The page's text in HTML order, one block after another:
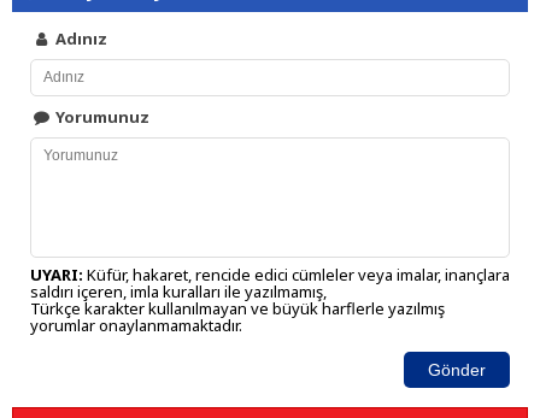
Adınız
Yorumunuz
UYARI: Küfür, hakaret, rencide edici cümleler veya imalar, inançlara
saldırı içeren, imla kuralları ile yazılmamış,
Türkçe karakter kullanılmayan ve büyük harflerle yazılmış
yorumlar onaylanmamaktadır.
Gönder